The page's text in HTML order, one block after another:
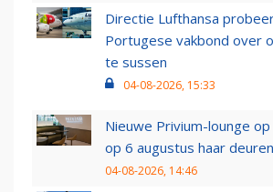
Directie Lufthansa
Portugese vakbond over
te sussen
04-08-2026, 15:33
Nieuwe Privium-lounge
op 6 augustus haar deuren
04-08-2026, 14:46